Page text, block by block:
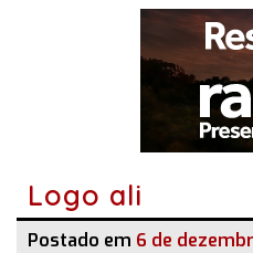
Logo ali
Postado em 6 de